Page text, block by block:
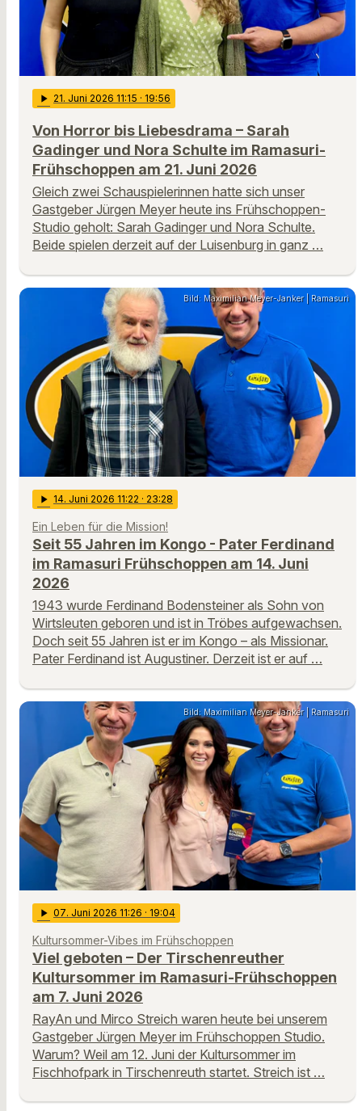
play_arrow 21. Juni 2026 11:15 · 19:56
Von Horror bis Liebesdrama – Sarah
Gadinger und Nora Schulte im Ramasuri-
Frühschoppen am 21. Juni 2026
Gleich zwei Schauspielerinnen hatte sich unser
Gastgeber Jürgen Meyer heute ins Frühschoppen-
Studio geholt: Sarah Gadinger und Nora Schulte.
Beide spielen derzeit auf der Luisenburg in ganz …
Bild: Maximilian Meyer-Janker | Ramasuri
play_arrow 14. Juni 2026 11:22 · 23:28
Ein Leben für die Mission!
Seit 55 Jahren im Kongo - Pater Ferdinand
im Ramasuri Frühschoppen am 14. Juni
2026
1943 wurde Ferdinand Bodensteiner als Sohn von
Wirtsleuten geboren und ist in Tröbes aufgewachsen.
Doch seit 55 Jahren ist er im Kongo – als Missionar.
Pater Ferdinand ist Augustiner. Derzeit ist er auf …
Bild: Maximilian Meyer-Janker | Ramasuri
play_arrow 07. Juni 2026 11:26 · 19:04
Kultursommer-Vibes im Frühschoppen
Viel geboten – Der Tirschenreuther
Kultursommer im Ramasuri-Frühschoppen
am 7. Juni 2026
RayAn und Mirco Streich waren heute bei unserem
Gastgeber Jürgen Meyer im Frühschoppen Studio.
Warum? Weil am 12. Juni der Kultursommer im
Fischhofpark in Tirschenreuth startet. Streich ist …